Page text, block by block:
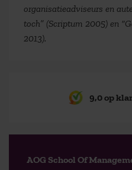
organisatieadviseurs en
toch” (Scriptum 2005) en
2013).
9,0 op
AOG School Of